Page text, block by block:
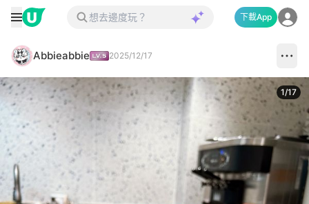
下載App
Abbieabbie 2025/12/17
1/17